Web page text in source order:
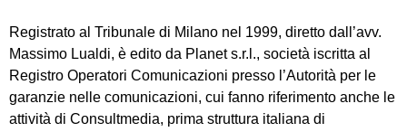
Registrato al Tribunale di Milano nel 1999, diretto dall’avv.
Massimo Lualdi, è edito da Planet s.r.l., società iscritta al
Registro Operatori Comunicazioni presso l’Autorità per le
garanzie nelle comunicazioni, cui fanno riferimento anche le
attività di Consultmedia, prima struttura italiana di